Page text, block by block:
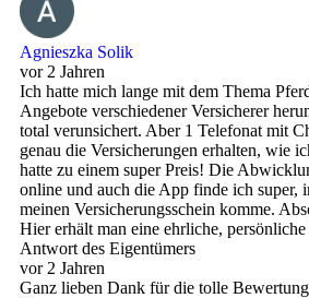
Agnieszka Solik
vor 2 Jahren
Ich hatte mich lange mit dem Thema
Angebote verschiedener Versicherer
total verunsichert. Aber 1 Telefonat mit
genau die Versicherungen erhalten, wie
hatte zu einem super Preis! Die
online und auch die App finde ich super,
meinen Versicherungsschein komme.
Hier erhält man eine ehrliche,
Antwort des Eigentümers
vor 2 Jahren
Ganz lieben Dank für die tolle